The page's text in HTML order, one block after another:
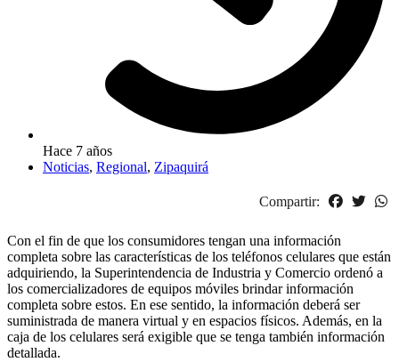
Hace 7 años
Noticias, Regional, Zipaquirá
Compartir:
Con el fin de que los consumidores tengan una información
completa sobre las características de los teléfonos celulares que están
adquiriendo, la Superintendencia de Industria y Comercio ordenó a
los comercializadores de equipos móviles brindar información
completa sobre estos. En ese sentido, la información deberá ser
suministrada de manera virtual y en espacios físicos. Además, en la
caja de los celulares será exigible que se tenga también información
detallada.